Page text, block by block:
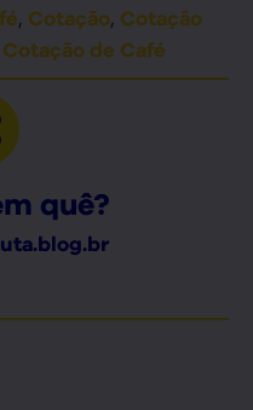
, Cotação, Cotação
Cotação de Café
quê?